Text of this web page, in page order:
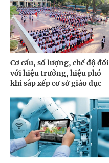
Cơ cấu, số lượng, chế độ đối
với hiệu trưởng, hiệu phó
khi sắp xếp cơ sở giáo dục